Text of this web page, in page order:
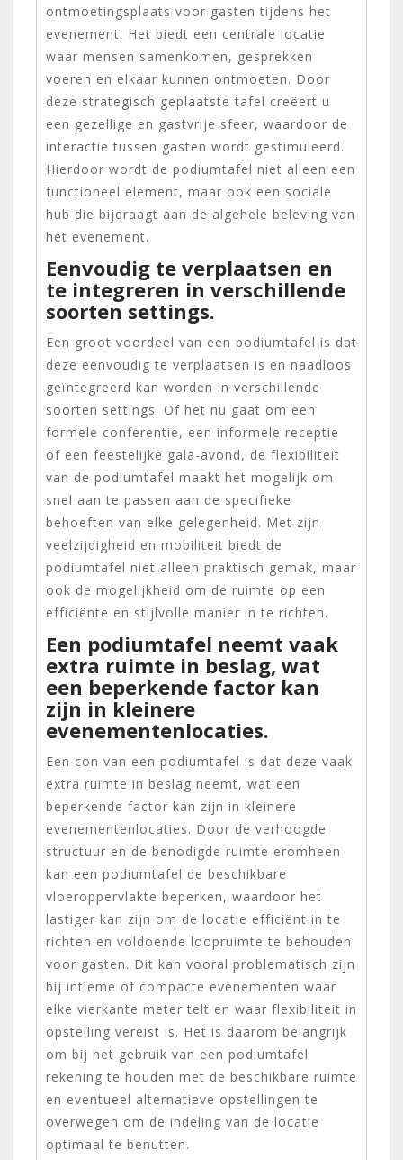
ontmoetingsplaats voor gasten tijdens het
evenement. Het biedt een centrale locatie
waar mensen samenkomen, gesprekken
voeren en elkaar kunnen ontmoeten. Door
deze strategisch geplaatste tafel creëert u
een gezellige en gastvrije sfeer, waardoor de
interactie tussen gasten wordt gestimuleerd.
Hierdoor wordt de podiumtafel niet alleen een
functioneel element, maar ook een sociale
hub die bijdraagt aan de algehele beleving van
het evenement.
Eenvoudig te verplaatsen en
te integreren in verschillende
soorten settings.
Een groot voordeel van een podiumtafel is dat
deze eenvoudig te verplaatsen is en naadloos
geïntegreerd kan worden in verschillende
soorten settings. Of het nu gaat om een
formele conferentie, een informele receptie
of een feestelijke gala-avond, de flexibiliteit
van de podiumtafel maakt het mogelijk om
snel aan te passen aan de specifieke
behoeften van elke gelegenheid. Met zijn
veelzijdigheid en mobiliteit biedt de
podiumtafel niet alleen praktisch gemak, maar
ook de mogelijkheid om de ruimte op een
efficiënte en stijlvolle manier in te richten.
Een podiumtafel neemt vaak
extra ruimte in beslag, wat
een beperkende factor kan
zijn in kleinere
evenementenlocaties.
Een con van een podiumtafel is dat deze vaak
extra ruimte in beslag neemt, wat een
beperkende factor kan zijn in kleinere
evenementenlocaties. Door de verhoogde
structuur en de benodigde ruimte eromheen
kan een podiumtafel de beschikbare
vloeroppervlakte beperken, waardoor het
lastiger kan zijn om de locatie efficiënt in te
richten en voldoende loopruimte te behouden
voor gasten. Dit kan vooral problematisch zijn
bij intieme of compacte evenementen waar
elke vierkante meter telt en waar flexibiliteit in
opstelling vereist is. Het is daarom belangrijk
om bij het gebruik van een podiumtafel
rekening te houden met de beschikbare ruimte
en eventueel alternatieve opstellingen te
overwegen om de indeling van de locatie
optimaal te benutten.